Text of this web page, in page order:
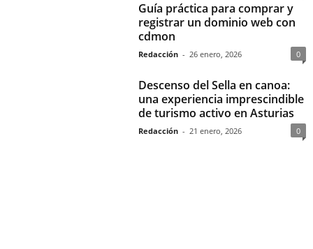
Guía práctica para comprar y
registrar un dominio web con
cdmon
Redacción - 26 enero, 2026 0
Descenso del Sella en canoa:
una experiencia imprescindible
de turismo activo en Asturias
Redacción - 21 enero, 2026 0